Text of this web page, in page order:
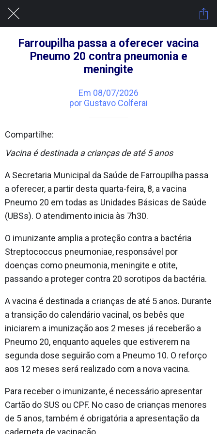
Farroupilha passa a oferecer vacina
Pneumo 20 contra pneumonia e
meningite
Em 08/07/2026
por Gustavo Colferai
Compartilhe:
Vacina é destinada a crianças de até 5 anos
A Secretaria Municipal da Saúde de Farroupilha passa
a oferecer, a partir desta quarta-feira, 8, a vacina
Pneumo 20 em todas as Unidades Básicas de Saúde
(UBSs). O atendimento inicia às 7h30.
O imunizante amplia a proteção contra a bactéria
Streptococcus pneumoniae, responsável por
doenças como pneumonia, meningite e otite,
passando a proteger contra 20 sorotipos da bactéria.
A vacina é destinada a crianças de até 5 anos. Durante
a transição do calendário vacinal, os bebês que
iniciarem a imunização aos 2 meses já receberão a
Pneumo 20, enquanto aqueles que estiverem na
segunda dose seguirão com a Pneumo 10. O reforço
aos 12 meses será realizado com a nova vacina.
Para receber o imunizante, é necessário apresentar
Cartão do SUS ou CPF. No caso de crianças menores
de 5 anos, também é obrigatória a apresentação da
caderneta de vacinação.